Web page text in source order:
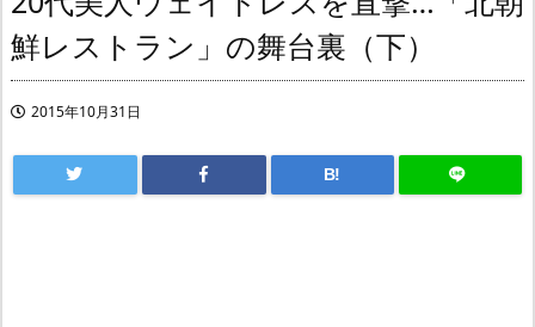
鮮レストラン」の舞台裏（下）
2015年10月31日
B!